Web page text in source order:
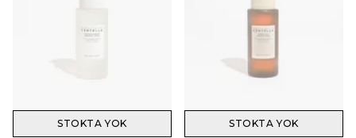
STOKTA YOK STOKTA YOK